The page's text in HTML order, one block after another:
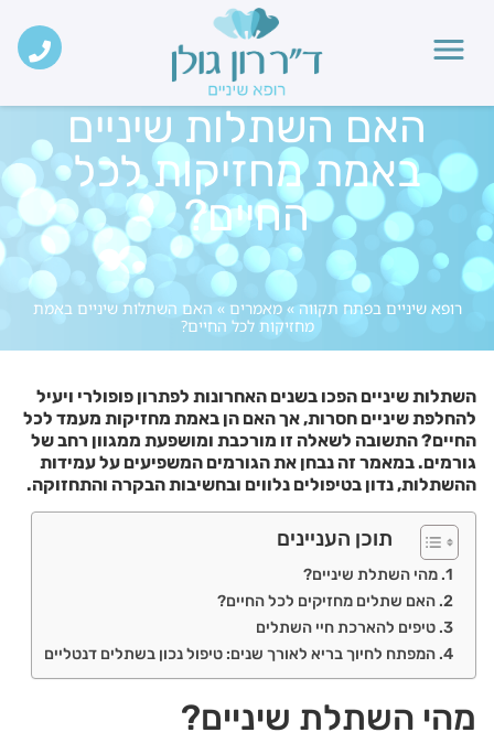
האם השתלות שיניים
באמת מחזיקות לכל
החיים?
רופא שיניים בפתח תקווה »מאמרים » האם השתלות שיניים באמת
מחזיקות לכל החיים?
השתלות שיניים הפכו בשנים האחרונות לפתרון פופולרי ויעיל
להחלפת שיניים חסרות, אך האם הן באמת מחזיקות מעמד לכל
החיים? התשובה לשאלה זו מורכבת ומושפעת ממגוון רחב של
גורמים. במאמר זה נבחן את הגורמים המשפיעים על עמידות
ההשתלות, נדון בטיפולים נלווים ובחשיבות הבקרה והתחזוקה.
תוכן העניינים
מהי השתלת שיניים?
האם שתלים מחזיקים לכל החיים?
טיפים להארכת חיי השתלים
המפתח לחיוך בריא לאורך שנים: טיפול נכון בשתלים דנטליים
מהי השתלת שיניים?